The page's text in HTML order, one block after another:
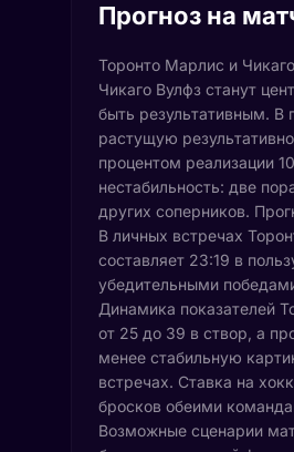
Прогноз на
Торонто Марлис и
Чикаго Вулфз станут
быть результативным. В
растущую
процентом реализации
нестабильность: две
других соперников.
В личных встречах
составляет 23:19 в
убедительными
Динамика показателей
от 25 до 39 в створ, а
менее стабильную
встречах. Ставка на
бросков обеими
Возможные сценарии